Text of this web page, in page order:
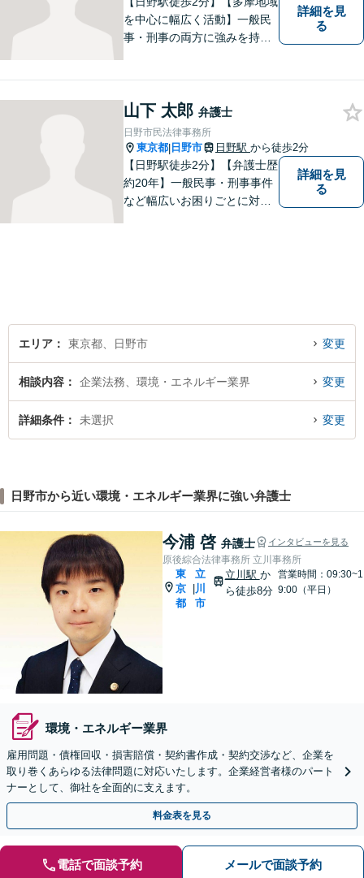
を中心に幅広く活動】一般民
事・刑事の両方に強みを持つ
です。まずはお気軽にご相談
ください。【子連れ相談OK】
詳細を見
る
山下 太郎 弁護士
日野市民法律事務所
東京都| 日野市 日野駅 から徒歩2分
【日野駅徒歩2分】【弁護士歴
約20年】一般民事・刑事事件
など幅広いお困りごとに対応
詳細を見
る
エリア 東京都、日野市 変更
相談内容 企業法務、環境・エネルギー業界 変更
詳細条件 未選択 変更
日野市から近い環境・エネルギー業界に強い弁護士
今浦 啓 弁護士 インタビューを見る
原後綜合法律事務所 立川事務所
東
京
都
立
川
市
立川駅 か
ら徒歩8分
営業時間：09:30~1
9:00（平日）
環境・エネルギー業界
雇用問題・債権回収・損害賠償・契約書作成・契約交渉など、企業を
取り巻くあらゆる法律問題に対応いたします。企業経営者様のパート
ナーとして、御社を全面的に支えます。
料金表を見る
電話で面談予約 メールで面談予約